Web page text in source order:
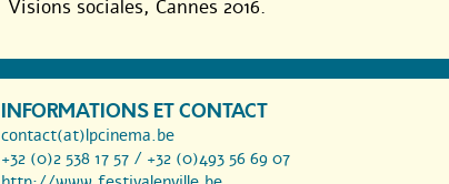
Visions sociales, Cannes 2016.
INFORMATIONS ET CONTACT
contact(at)lpcinema.be
+32 (0)2 538 17 57 / +32 (0)493 56 69 07